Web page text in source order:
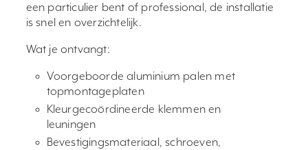
een particulier bent of professional, de installatie
is snel en overzichtelijk.
Wat je ontvangt:
Voorgeboorde aluminium palen met
topmontageplaten
Kleurgecoördineerde klemmen en
leuningen
Bevestigingsmateriaal, schroeven,